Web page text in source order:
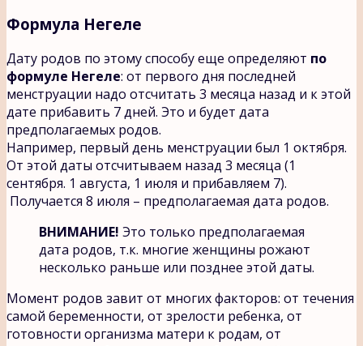
Формула Негеле
Дату родов по этому способу еще определяют по
формуле Негеле: от первого дня последней
менструации надо отсчитать 3 месяца назад и к этой
дате прибавить 7 дней. Это и будет дата
предполагаемых родов.
Например, первый день менструации был 1 октября.
От этой даты отсчитываем назад 3 месяца (1
сентября. 1 августа, 1 июля и прибавляем 7).
Получается 8 июля – предполагаемая дата родов.
ВНИМАНИЕ! Это только предполагаемая
дата родов, т.к. многие женщины рожают
несколько раньше или позднее этой даты.
Момент родов завит от многих факторов: от течения
самой беременности, от зрелости ребенка, от
готовности организма матери к родам, от